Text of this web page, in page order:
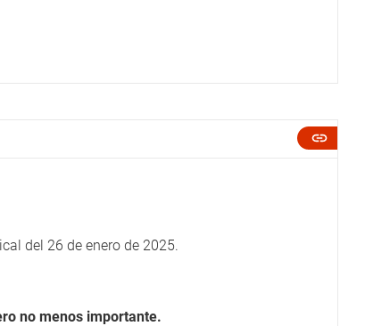
del 26 de enero de 2025.
no menos importante.